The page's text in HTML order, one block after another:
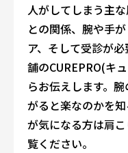
人がしてしまう主
との関係、腕や手
ア、そして受診が
舗のCUREPRO(キ
らお伝えします。
がると楽なのかを
が気になる方は肩
覧ください。